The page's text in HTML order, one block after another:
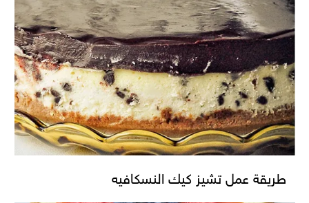
طريقة عمل تشيز كيك النسكافيه